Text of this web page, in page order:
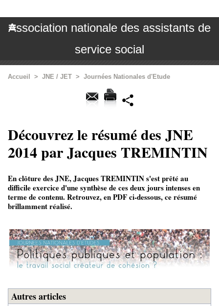
Association nationale des assistants de
service social
Accueil > JNE / JET > Journées Nationales d'Etude
Découvrez le résumé des JNE
2014 par Jacques TREMINTIN
En clôture des JNE, Jacques TREMINTIN s'est prêté au
difficile exercice d'une synthèse de ces deux jours intenses en
terme de contenu. Retrouvez, en PDF ci-dessous, ce résumé
brillamment réalisé.
Autres articles